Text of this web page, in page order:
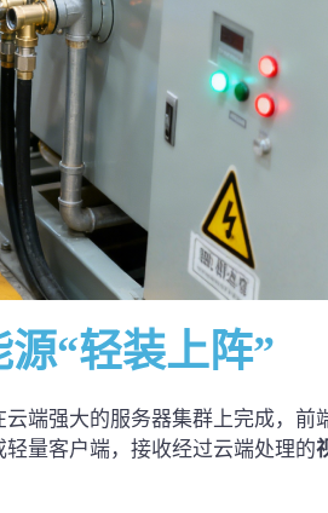
源“轻装上阵”
端强大的服务器集群上完成，前
量客户端，接收经过云端处理的